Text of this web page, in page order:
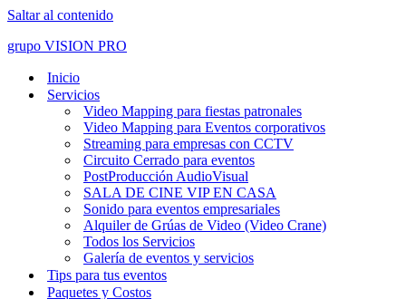
Saltar al contenido
grupo VISION PRO
Inicio
Servicios
Video Mapping para fiestas patronales
Video Mapping para Eventos corporativos
Streaming para empresas con CCTV
Circuito Cerrado para eventos
PostProducción AudioVisual
SALA DE CINE VIP EN CASA
Sonido para eventos empresariales
Alquiler de Grúas de Video (Video Crane)
Todos los Servicios
Galería de eventos y servicios
Tips para tus eventos
Paquetes y Costos